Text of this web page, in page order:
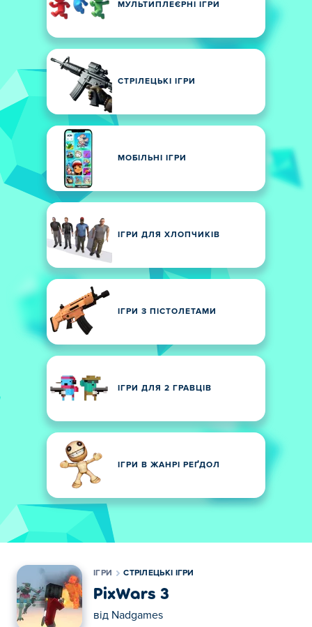
МУЛЬТИПЛЕЄРНІ ІГРИ
СТРІЛЕЦЬКІ ІГРИ
МОБІЛЬНІ ІГРИ
ІГРИ ДЛЯ ХЛОПЧИКІВ
ІГРИ З ПІСТОЛЕТАМИ
ІГРИ ДЛЯ 2 ГРАВЦІВ
ІГРИ В ЖАНРІ РЕҐДОЛ
ІГРИ СТРІЛЕЦЬКІ ІГРИ
PixWars 3
від Nadgames